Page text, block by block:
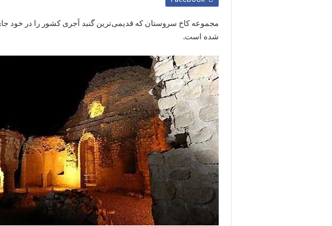
مجموعه کاخ سروستان که قدیمی‌ترین گنبد آجری کشور را در خود
شده است.